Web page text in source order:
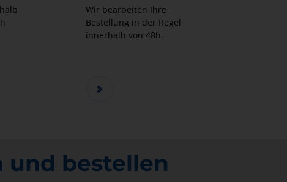
Wir bearbeiten Ihre
Bestellung in der Regel
innerhalb von 48h.
und bestellen